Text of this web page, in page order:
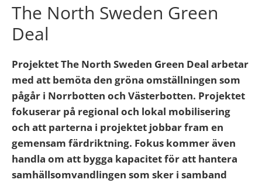
The North Sweden Green
Deal
Projektet The North Sweden Green Deal arbetar
med att bemöta den gröna omställningen som
pågår i Norrbotten och Västerbotten. Projektet
fokuserar på regional och lokal mobilisering
och att parterna i projektet jobbar fram en
gemensam färdriktning. Fokus kommer även
handla om att bygga kapacitet för att hantera
samhällsomvandlingen som sker i samband